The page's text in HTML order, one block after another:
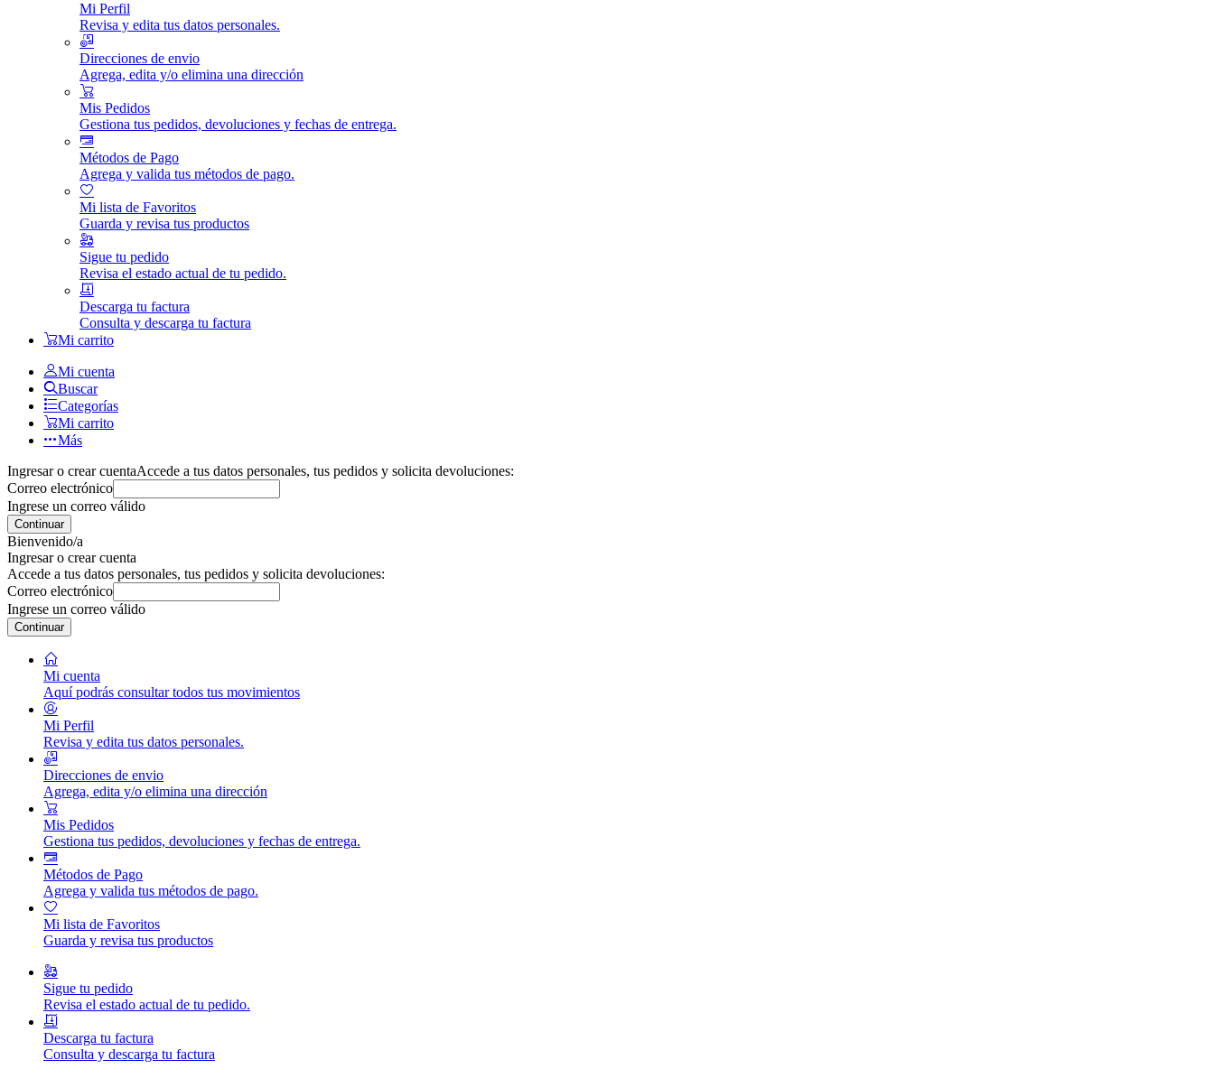
Mi Perfil
Revisa y edita tus datos personales.
Direcciones de envio
Agrega, edita y/o elimina una dirección
Mis Pedidos
Gestiona tus pedidos, devoluciones y fechas de entrega.
Métodos de Pago
Agrega y valida tus métodos de pago.
Mi lista de Favoritos
Guarda y revisa tus productos
Sigue tu pedido
Revisa el estado actual de tu pedido.
Descarga tu factura
Consulta y descarga tu factura
Mi carrito
Mi cuenta
Buscar
Categorías
Mi carrito
Más
Ingresar o crear cuentaAccede a tus datos personales, tus pedidos y solicita devoluciones:
Correo electrónico
Ingrese un correo válido
Continuar
Bienvenido/a
Ingresar o crear cuenta
Accede a tus datos personales, tus pedidos y solicita devoluciones:
Correo electrónico
Ingrese un correo válido
Continuar
Mi cuenta
Aquí podrás consultar todos tus movimientos
Mi Perfil
Revisa y edita tus datos personales.
Direcciones de envio
Agrega, edita y/o elimina una dirección
Mis Pedidos
Gestiona tus pedidos, devoluciones y fechas de entrega.
Métodos de Pago
Agrega y valida tus métodos de pago.
Mi lista de Favoritos
Guarda y revisa tus productos
Sigue tu pedido
Revisa el estado actual de tu pedido.
Descarga tu factura
Consulta y descarga tu factura